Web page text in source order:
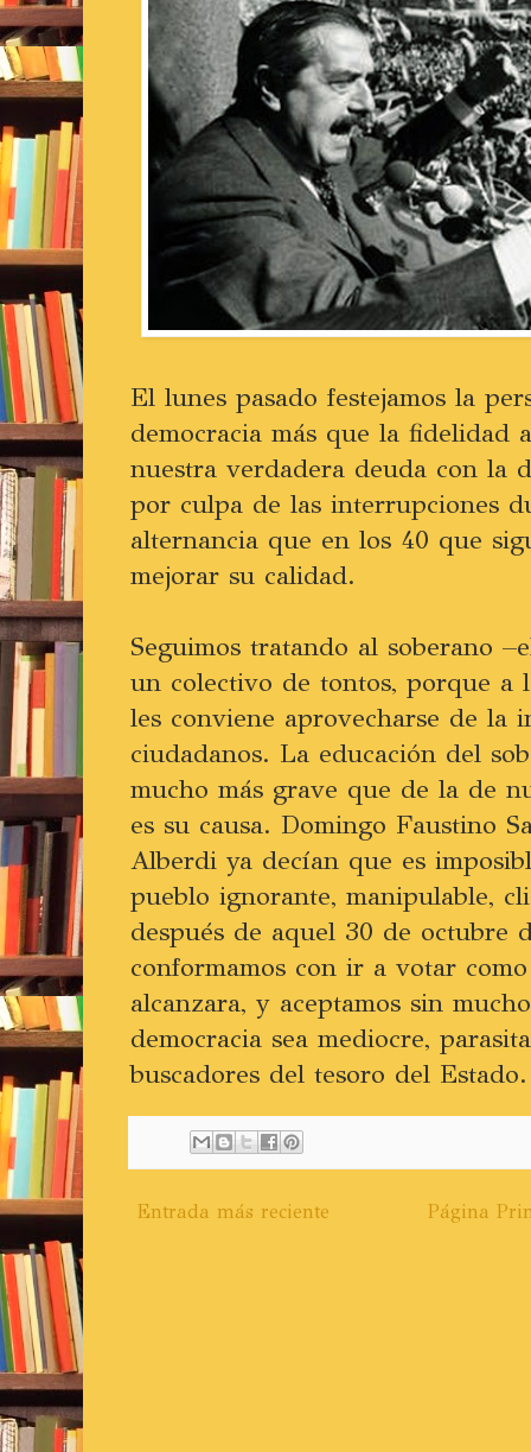
El lunes pasado festejamos la
democracia más que la fidelidad
nuestra verdadera deuda con la
por culpa de las interrupciones
alternancia que en los 40 que
mejorar su calidad.
Seguimos tratando al soberano
un colectivo de tontos, porque a
les conviene aprovecharse de la
ciudadanos. La educación del
mucho más grave que de la de
es su causa. Domingo Faustino
Alberdi ya decían que es
pueblo ignorante, manipulable,
después de aquel 30 de octubre
conformamos con ir a votar
alcanzara, y aceptamos sin
democracia sea mediocre,
buscadores del tesoro del Estado.
Entrada más reciente Página